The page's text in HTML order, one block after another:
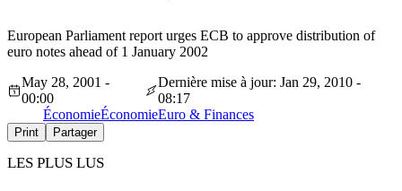
European Parliament report urges ECB to approve distribution of
euro notes ahead of 1 January 2002
May 28, 2001 -
00:00
Dernière mise à jour: Jan 29, 2010 -
08:17
ÉconomieÉconomieEuro & Finances
Print Partager
LES PLUS LUS